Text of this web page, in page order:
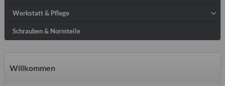
Werkstatt & Pflege
Schrauben & Normteile
Willkommen